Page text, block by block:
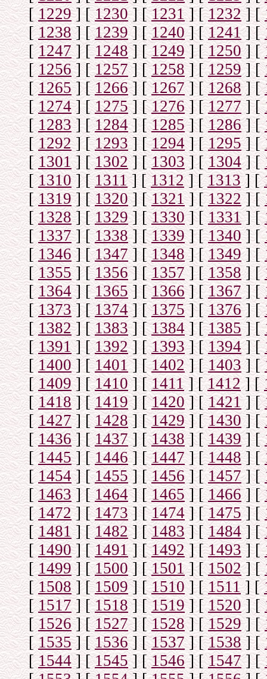
[ 1229] [1230] [1231] [1232] [
[1238] [1239] [1240] [1241] [
[1247] [1248] [1249 ] [1250] [
[1256] [1257] [1258] [1259] [
[1265] [1266] [1267] [1268] [
[1274] [1275] [1276] [1277] [
[1283] [1284] [1285] [1286] [
[1292] [1293] [1294 ] [1295] [
[1301] [1302] [1303] [1304] [
[1310] [1311] [1312] [1313] [
[1319] [1320] [1321] [1322] [
[1328] [1329] [1330] [1331] [
[1337] [1338] [1339] [1340] [
[1346] [1347] [1348] [1349] [
[1355] [1356] [1357] [1358] [
[1364] [1365] [1366] [1367] [
[1373] [1374] [1375] [1376] [
[1382] [1383] [1384] [1385] [
[1391] [1392] [1393] [1394] [
[1400] [1401] [1402] [1403] [
[1409] [1410] [1411] [1412] [
[1418] [1419] [1420] [1421] [
[1427] [1428] [1429] [1430] [
[1436] [1437] [1438] [1439] [
[1445] [1446] [1447] [1448] [
[1454] [1455] [1456] [1457] [
[1463] [1464] [1465] [1466] [
[1472] [1473] [1474] [1475] [
[1481] [1482] [1483] [1484] [
[ 1490] [1491] [1492] [1493] [
[1499] [1500] [1501] [1502] [
[1508] [1509] [1510 ] [1511] [
[1517] [1518] [1519] [1520] [
[1526] [1527] [1528] [1529] [
[1535] [1536] [1537] [1538] [
[1544] [1545] [1546] [1547] [